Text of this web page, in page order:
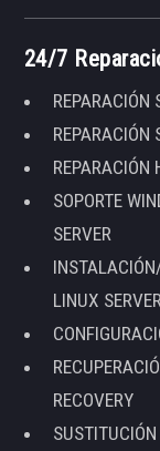
24/7
REPARACIÓN
REPARACIÓN
REPARACIÓN
SOPORTE
SERVER
LINUX SERVER
RECOVERY